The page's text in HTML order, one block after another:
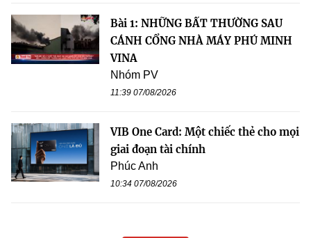
Bài 1: NHỮNG BẤT THƯỜNG SAU
CÁNH CỔNG NHÀ MÁY PHÚ MINH
VINA
Nhóm PV
11:39 07/08/2026
VIB One Card: Một chiếc thẻ cho mọi
giai đoạn tài chính
Phúc Anh
10:34 07/08/2026